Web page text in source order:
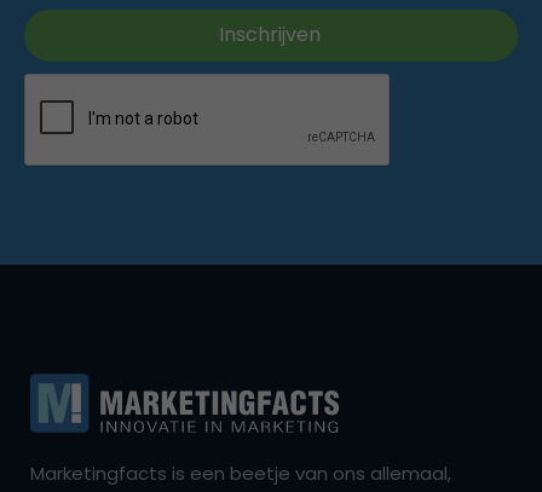
Marketingfacts is een beetje van ons allemaal,